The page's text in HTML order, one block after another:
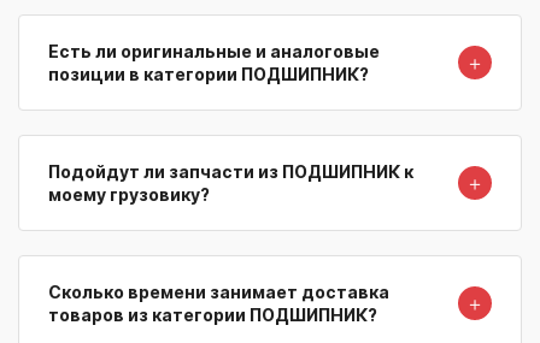
Есть ли оригинальные и аналоговые
позиции в категории ПОДШИПНИК?
＋
Подойдут ли запчасти из ПОДШИПНИК к
моему грузовику?
＋
Сколько времени занимает доставка
товаров из категории ПОДШИПНИК?
＋